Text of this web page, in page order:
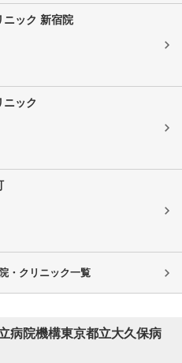
ニック 新宿院
ニック
・クリニック一覧
病院機構東京都立大久保病